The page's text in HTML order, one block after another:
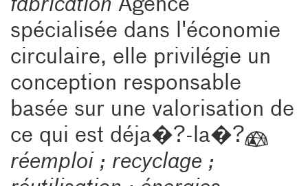
spécialisée dans l'économie
circulaire, elle privilégie un
conception responsable
basée sur une valorisation de
ce qui est déja�?-la�?
réemploi ; recyclage ;